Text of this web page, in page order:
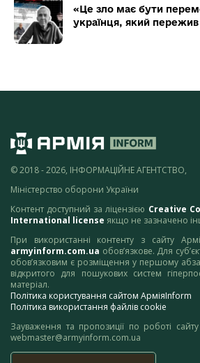
«Це зло має бути
українця, який пережив
© 2018 - 2026, ІНФОРМАЦІЙНЕ АГЕНТСТВО,
Міністерство оборони України
Контент доступний за ліцензією Creative
International license якщо не зазначено
При використанні контенту з сайту
armyinform.com.ua обов’язкове. Для
обов’язковим є розміщення у першому
відкритого для пошукових систем
матеріал.
Політика користування сайтом АрміяInform
Політика використання файлів cookie
Зауваження та пропозиції по роботі
webmaster@armyinform.com.ua